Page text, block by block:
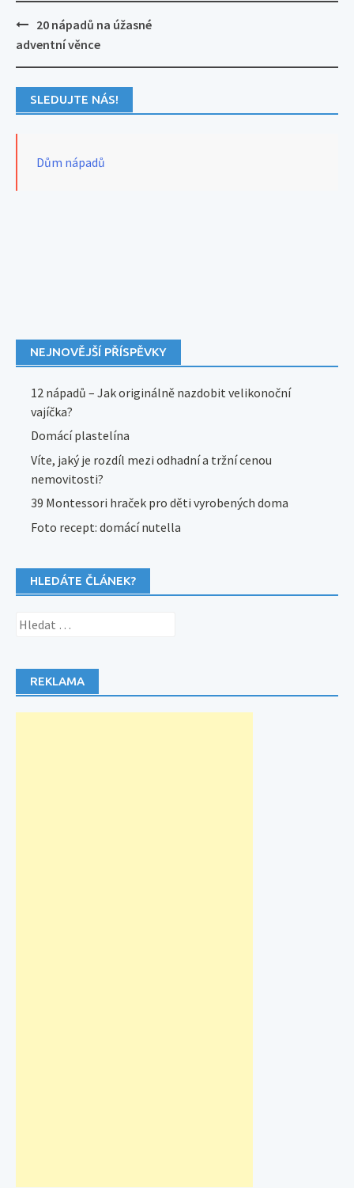
Post
navigation
20 nápadů na úžasné
adventní věnce
SLEDUJTE NÁS!
Dům nápadů
NEJNOVĚJŠÍ PŘÍSPĚVKY
12 nápadů – Jak originálně nazdobit velikonoční
vajíčka?
Domácí plastelína
Víte, jaký je rozdíl mezi odhadní a tržní cenou
nemovitosti?
39 Montessori hraček pro děti vyrobených doma
Foto recept: domácí nutella
HLEDÁTE ČLÁNEK?
Vyhledávání
REKLAMA